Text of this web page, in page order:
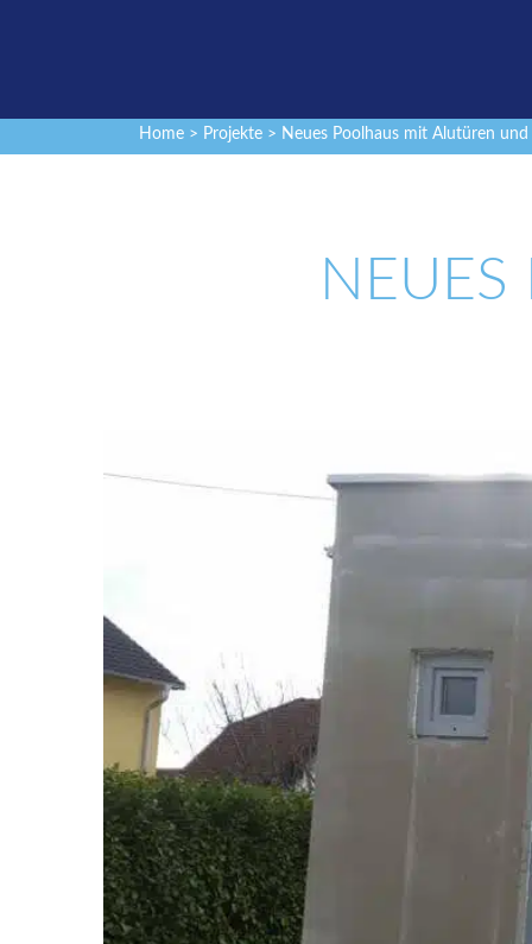
Home > Projekte > Neues Poolhaus mit Alutüren und